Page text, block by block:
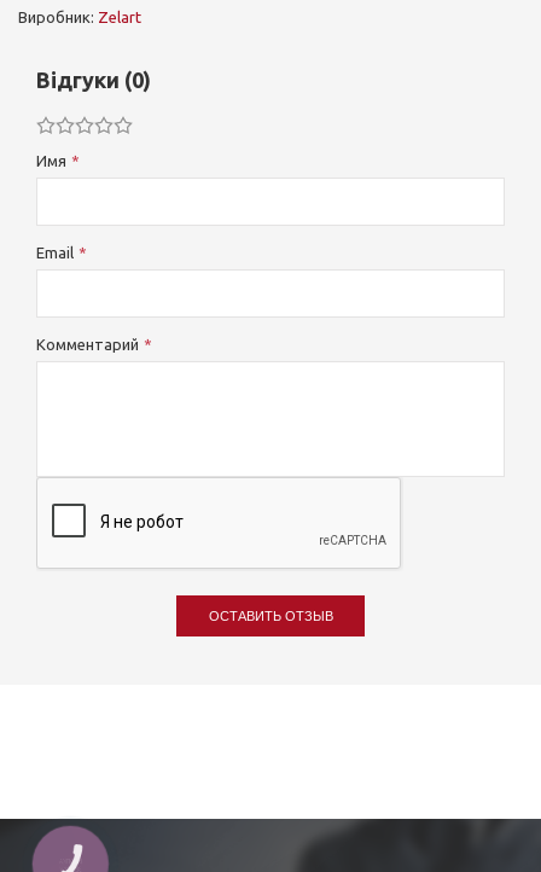
Виробник: Zelart
Відгуки (0)
Имя
Email
Комментарий
ОСТАВИТЬ ОТЗЫВ
КНОПКА
ЗВ'ЯЗКУ